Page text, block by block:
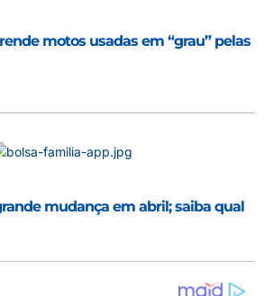
motos usadas em “grau” pelas
mudança em abril; saiba qual